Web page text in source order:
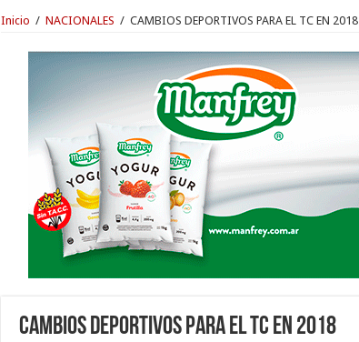
Inicio / NACIONALES / CAMBIOS DEPORTIVOS PARA EL TC EN 2018
CAMBIOS DEPORTIVOS PARA EL TC EN 2018